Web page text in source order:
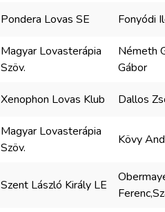
Pondera Lovas SE Fonyódi
Magyar Lovasterápia
Szöv.
Németh
Gábor
Xenophon Lovas Klub Dallos
Magyar Lovasterápia
Szöv.
Kövy
Szent László Király LE